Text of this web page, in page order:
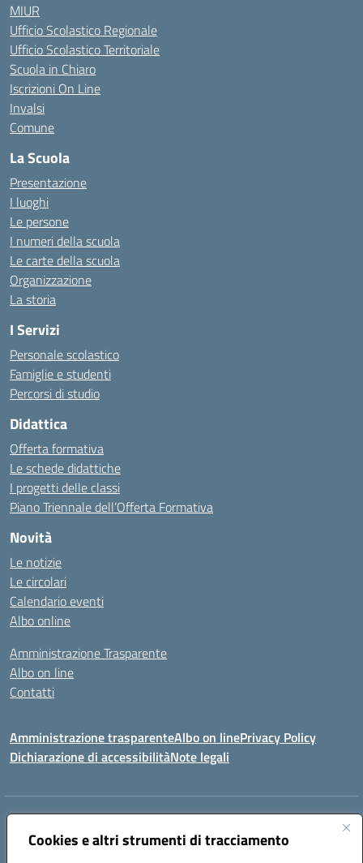
Cookies e altri strumenti di tracciamento
MIUR
Ufficio Scolastico Regionale
Ufficio Scolastico Territoriale
Scuola in Chiaro
Iscrizioni On Line
Invalsi
Comune
La Scuola
Presentazione
I luoghi
Le persone
I numeri della scuola
Le carte della scuola
Organizzazione
La storia
I Servizi
Personale scolastico
Famiglie e studenti
Percorsi di studio
Didattica
Offerta formativa
Le schede didattiche
I progetti delle classi
Piano Triennale dell’Offerta Formativa
Novità
Le notizie
Le circolari
Calendario eventi
Albo online
Amministrazione Trasparente
Albo on line
Contatti
Amministrazione trasparenteAlbo on linePrivacy Policy
Dichiarazione di accessibilitàNote legali
Indirizzo:
Centralino:078170786 Email:caic875002@istruzione.it